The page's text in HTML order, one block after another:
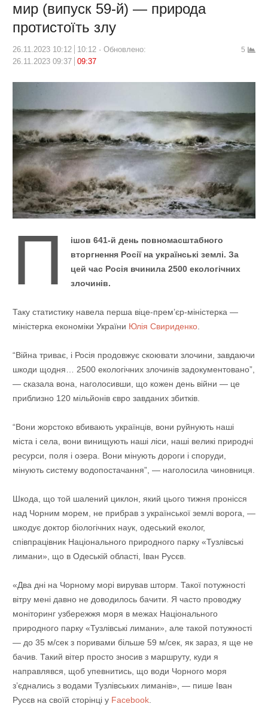
мир (випуск 59-й) — природа
протистоїть злу
26.11.2023 10:12 10:12
Обновлено:
26.11.2023 09:37
09:37
5
П
ішов 641-й день повномасштабного
вторгнення Росії на українські землі. За
цей час Росія вчинила 2500 екологічних
злочинів.
Таку статистику навела перша віце-прем’єр-міністерка —
міністерка економіки України Юлія Свириденко.
“Війна триває, і Росія продовжує скоювати злочини, завдаючи
шкоди щодня… 2500 екологічних злочинів задокументовано”,
— сказала вона, наголосивши, що кожен день війни — це
приблизно 120 мільйонів євро завданих збитків.
“Вони жорстоко вбивають українців, вони руйнують наші
міста і села, вони винищують наші ліси, наші великі природні
ресурси, поля і озера. Вони мінують дороги і споруди,
мінують систему водопостачання”, — наголосила чиновниця.
Шкода, що той шалений циклон, який цього тижня пронісся
над Чорним морем, не прибрав з української землі ворога, —
шкодує доктор біологічних наук, одеський еколог,
співпрацівник Національного природного парку «Тузлівські
лимани», що в Одеській області, Іван Русєв.
«Два дні на Чорному морі вирував шторм. Такої потужності
вітру мені давно не доводилось бачити. Я часто проводжу
моніторинг узбережжя моря в межах Національного
природного парку «Тузлівські лимани», але такой потужності
— до 35 м/сек з поривами більше 59 м/сек, як зараз, я ще не
бачив. Такий вітер просто зносив з маршруту, куди я
направлявся, щоб упевнитись, що води Чорного моря
з’єднались з водами Тузлівських лиманів», — пише Іван
Русєв на своїй сторінці у Facebook.